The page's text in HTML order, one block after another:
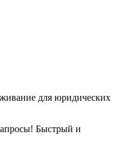
для юридических
Быстрый и